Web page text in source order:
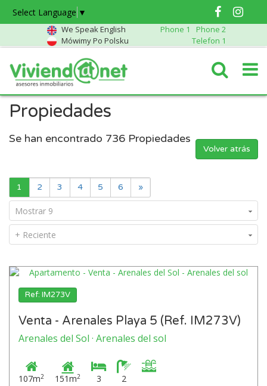
Select Language ▼
We Speak English Phone 1
Phone 2
Mówimy Po Polsku
Telefon 1
Propiedades
Se han encontrado 736 Propiedades
Volver atrás
1 2 3 4 5 6 »
Mostrar 9
+ Reciente
Ref: IM273V
Venta - Arenales Playa 5 (Ref. IM273V)
Arenales del Sol · Arenales del sol
107m2 151m2 3 2